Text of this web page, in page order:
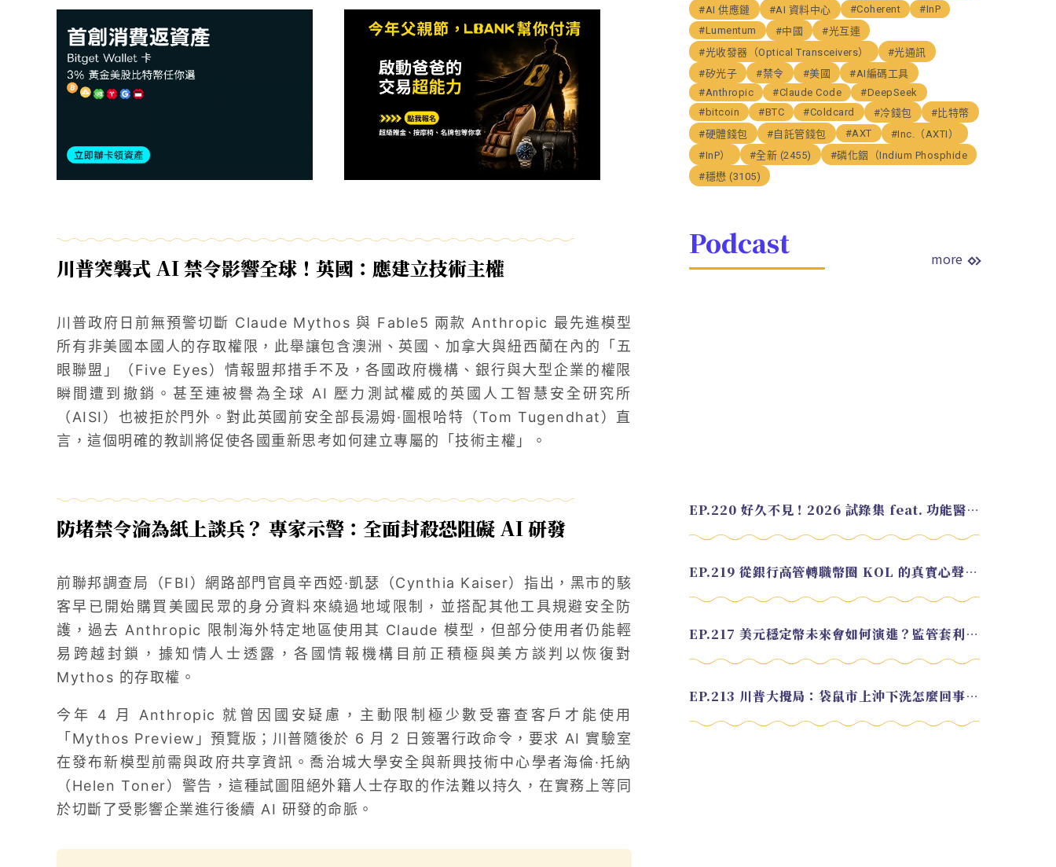
川普突襲式 AI 禁令影響全球！英國：應建立技術主權
川普政府日前無預警切斷 Claude Mythos 與 Fable5 兩款 Anthropic 最先進模型
所有非美國本國人的存取權限，此舉讓包含澳洲、英國、加拿大與紐西蘭在內的「五
眼聯盟」（Five Eyes）情報盟邦措手不及，各國政府機構、銀行與大型企業的權限
瞬間遭到撤銷。甚至連被譽為全球 AI 壓力測試權威的英國人工智慧安全研究所
（AISI）也被拒於門外。對此英國前安全部長湯姆·圖根哈特（Tom Tugendhat）直
言，這個明確的教訓將促使各國重新思考如何建立專屬的「技術主權」。
防堵禁令淪為紙上談兵？ 專家示警：全面封殺恐阻礙 AI 研發
前聯邦調查局（FBI）網路部門官員辛西婭·凱瑟（Cynthia Kaiser）指出，黑市的駭
客早已開始購買美國民眾的身分資料來繞過地域限制，並搭配其他工具規避安全防
護，過去 Anthropic 限制海外特定地區使用其 Claude 模型，但部分使用者仍能輕
易跨越封鎖，據知情人士透露，各國情報機構目前正積極與美方談判以恢復對
Mythos 的存取權。
今年 4 月 Anthropic 就曾因國安疑慮，主動限制極少數受審查客戶才能使用
「Mythos Preview」預覽版；川普隨後於 6 月 2 日簽署行政命令，要求 AI 實驗室
在發布新模型前需與政府共享資訊。喬治城大學安全與新興技術中心學者海倫·托納
（Helen Toner）警告，這種試圖阻絕外籍人士存取的作法難以持久，在實務上等同
於切斷了受影響企業進行後續 AI 研發的命脈。
#AI 供應鏈
#AI 資料中心 #Coherent
#InP
#Lumentum
#中國
#光互連
#光收發器（Optical Transceivers）
#光通訊
#矽光子
#禁令 #美國
#AI編碼工具
#Anthropic
#Claude Code
#DeepSeek
#bitcoin
#BTC #Coldcard #冷錢包
#比特幣
#硬體錢包
#自託管錢包 #AXT
#Inc.（AXTI）
#InP）
#全新 (2455)
#磷化銦（Indium Phosphide
#穩懋 (3105)
Podcast more
EP.220 好久不見！2026 試錄集 feat. 功能醫學營養師 美寶
EP.219 從銀行高管轉職幣圈 KOL 的真實心聲 feat.龜大
EP.217 美元穩定幣未來會如何演進？監管套利終將收斂？feat. 研究員 余哲安
EP.213 川普大攪局：袋鼠市上沖下洗怎麼回事？feat. Alvin